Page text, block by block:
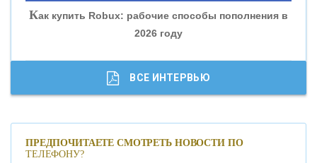
«ГАЗПРОМБАНК»
«МОСКОВСКИЙ КРЕДИТНЫЙ БАНК»
Как купить Robux: рабочие способы пополнения в
2026 году
ВСЕ ИНТЕРВЬЮ
ПРЕДПОЧИТАЕТЕ СМОТРЕТЬ НОВОСТИ ПО
ТЕЛЕФОНУ?